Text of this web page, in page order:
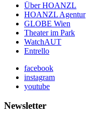
Über HOANZL
HOANZL Agentur
GLOBE Wien
Theater im Park
WatchAUT
Entrello
facebook
instagram
youtube
Newsletter